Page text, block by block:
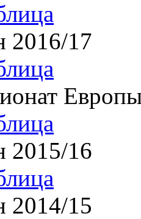
2016/17
2015/16
2014/15